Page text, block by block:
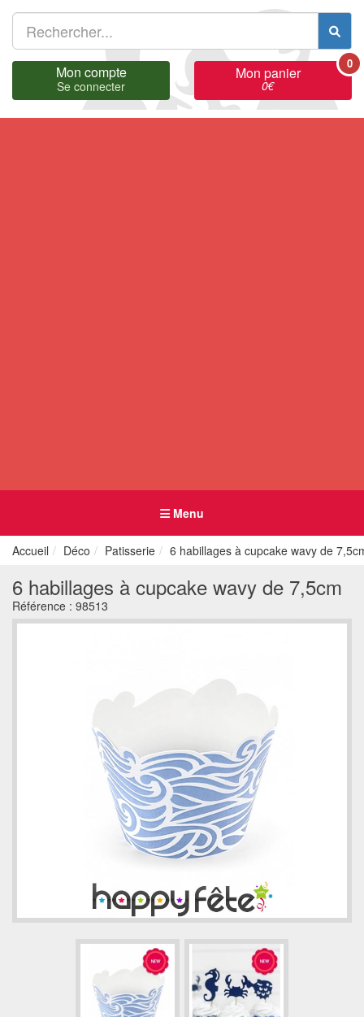
Mon compte
Se connecter
Mon panier
0€
0
Menu
Accueil Déco Patisserie 6 habillages à cupcake wavy de
6 habillages à cupcake wavy de 7,5cm
Référence : 98513